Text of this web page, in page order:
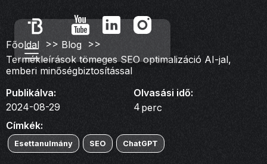
Főoldal >> Blog >>
Termékleírások tömeges SEO optimalizáció AI-jal,
emberi minőségbiztosítással
Publikálva:
2024-08-29
Olvasási idő:
4 perc
Címkék:
Esettanulmány SEO ChatGPT